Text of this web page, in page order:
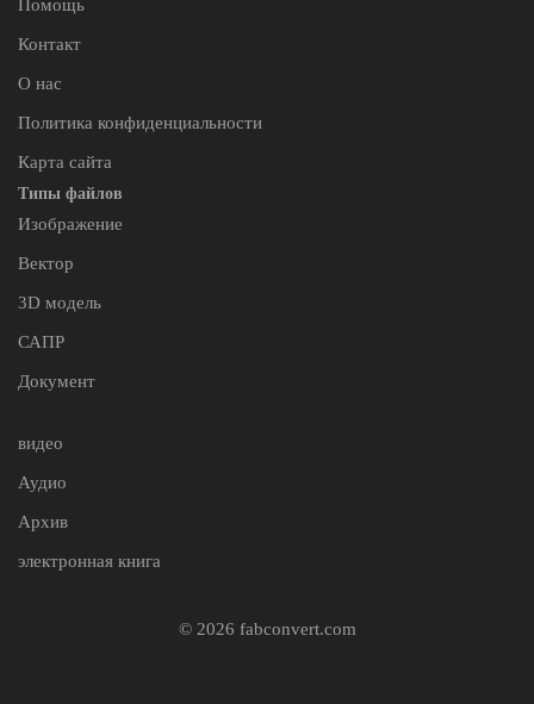
Помощь
Контакт
О нас
Политика конфиденциальности
Карта сайта
Типы файлов
Изображение
Вектор
3D модель
САПР
Документ
видео
Аудио
Архив
электронная книга
© 2026 fabconvert.com